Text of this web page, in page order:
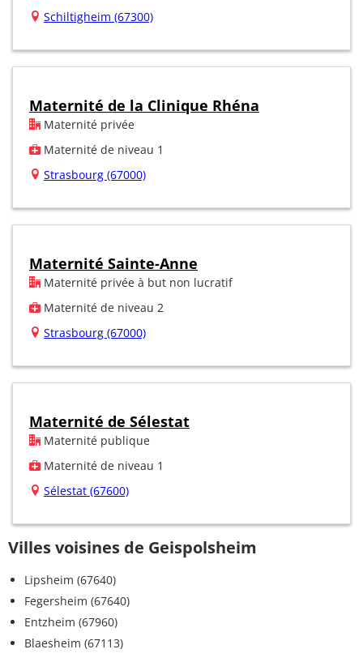
Schiltigheim (67300)
Maternité de la Clinique Rhéna
Maternité privée
Maternité de niveau 1
Strasbourg (67000)
Maternité Sainte-Anne
Maternité privée à but non lucratif
Maternité de niveau 2
Strasbourg (67000)
Maternité de Sélestat
Maternité publique
Maternité de niveau 1
Sélestat (67600)
Villes voisines de Geispolsheim
Lipsheim (67640)
Fegersheim (67640)
Entzheim (67960)
Blaesheim (67113)